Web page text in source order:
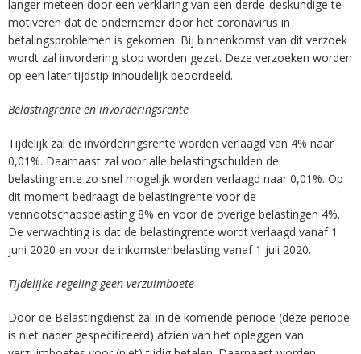
langer meteen door een verklaring van een derde-deskundige te
motiveren dat de ondernemer door het coronavirus in
betalingsproblemen is gekomen. Bij binnenkomst van dit verzoek
wordt zal invordering stop worden gezet. Deze verzoeken worden
op een later tijdstip inhoudelijk beoordeeld.
Belastingrente en invorderingsrente
Tijdelijk zal de invorderingsrente worden verlaagd van 4% naar
0,01%. Daarnaast zal voor alle belastingschulden de
belastingrente zo snel mogelijk worden verlaagd naar 0,01%. Op
dit moment bedraagt de belastingrente voor de
vennootschapsbelasting 8% en voor de overige belastingen 4%.
De verwachting is dat de belastingrente wordt verlaagd vanaf 1
juni 2020 en voor de inkomstenbelasting vanaf 1 juli 2020.
Tijdelijke regeling geen verzuimboete
Door de Belastingdienst zal in de komende periode (deze periode
is niet nader gespecificeerd) afzien van het opleggen van